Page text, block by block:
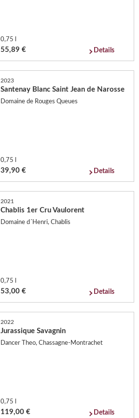
0,75 l
55,89 € Details
2023
Santenay Blanc Saint Jean de Narosse
Domaine de Rouges Queues
0,75 l
39,90 € Details
2021
Chablis 1er Cru Vaulorent
Domaine d´Henri, Chablis
0,75 l
53,00 € Details
2022
Jurassique Savagnin
Dancer Theo, Chassagne-Montrachet
0,75 l
119,00 € Details